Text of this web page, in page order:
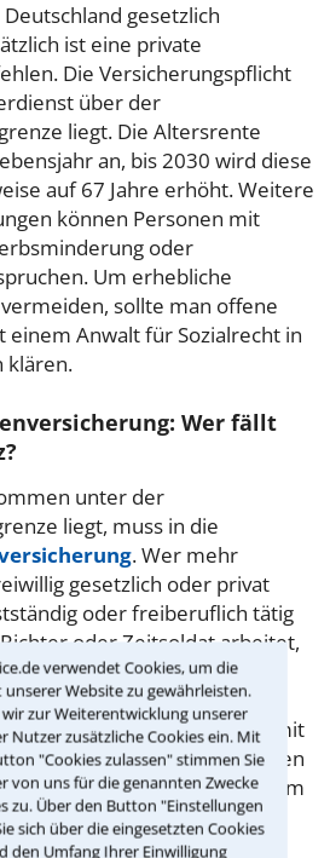
verwendet Cookies, um die
Website zu gewährleisten.
zur Weiterentwicklung unserer
Nutzer zusätzliche Cookies ein. Mit
"Cookies zulassen" stimmen Sie
von uns für die genannten Zwecke
zu. Über den Button "Einstellungen
sich über die eingesetzten Cookies
den Umfang Ihrer Einwilligung
gesetzlich
ist eine private
Die Versicherungspflicht
über der
liegt. Die Altersrente
an, bis 2030 wird diese
auf 67 Jahre erhöht. Weitere
können Personen mit
oder
Um erhebliche
sollte man offene
einem Anwalt für Sozialrecht in
klären.
Wer fällt
unter der
liegt, muss in die
. Wer mehr
gesetzlich oder privat
oder freiberuflich tätig
oder Zeitsoldat arbeitet,
Bevor man sich für eine
sollte man deren
Gibt es ein Problem mit
berät Sie am besten
für Sozialrecht in Zell am